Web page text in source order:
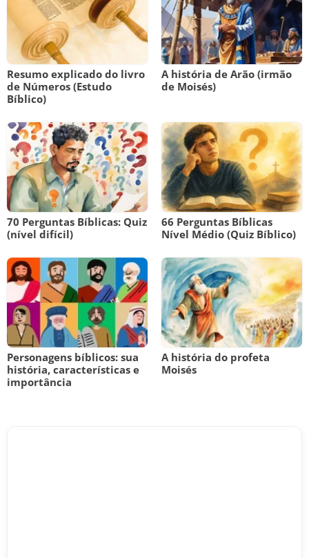
Resumo explicado do livro
de Números (Estudo
Bíblico)
A história de Arão (irmão
de Moisés)
70 Perguntas Bíblicas: Quiz
(nível difícil)
66 Perguntas Bíblicas
Nível Médio (Quiz Bíblico)
Personagens bíblicos: sua
história, características e
importância
A história do profeta
Moisés